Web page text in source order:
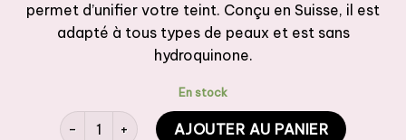
permet d’unifier votre teint. Conçu en Suisse, il est
adapté à tous types de peaux et est sans
hydroquinone.
En stock
quantité de Bel Dam Beldam Lightening Body Lotion
AJOUTER AU PANIER